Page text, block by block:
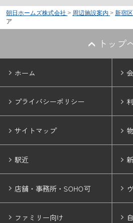
朝日ホームズ株式会社 > 周辺施設案内 > 新宿区
ア
トップ
ホーム
プライバシーポリシー
サイトマップ
駅近
店舗・事務所・SOHO可
ファミリー向け